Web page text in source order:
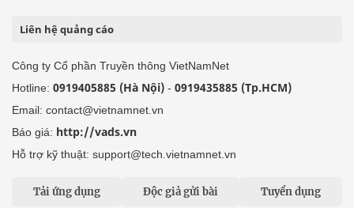
Liên hệ quảng cáo
Công ty Cổ phần Truyền thông VietNamNet
Hotline: 0919405885 (Hà Nội) - 0919435885 (Tp.HCM)
Email: contact@vietnamnet.vn
Báo giá: http://vads.vn
Hỗ trợ kỹ thuật: support@tech.vietnamnet.vn
Tải ứng dụng Độc giả gửi bài Tuyển dụng